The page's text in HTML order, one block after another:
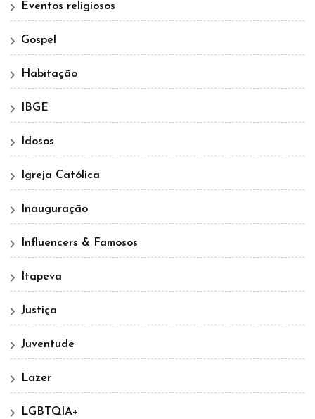
Eventos religiosos
Gospel
Habitação
IBGE
Idosos
Igreja Católica
Inauguração
Influencers & Famosos
Itapeva
Justiça
Juventude
Lazer
LGBTQIA+